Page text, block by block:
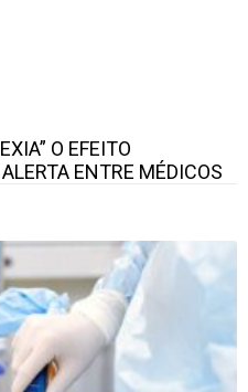
O EFEITO
ENTRE MÉDICOS